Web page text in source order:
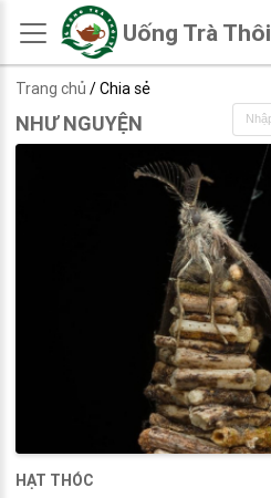
Uống Trà Thôi
Trang chủ / Chia sẻ
NHƯ NGUYỆN
HẠT THÓC